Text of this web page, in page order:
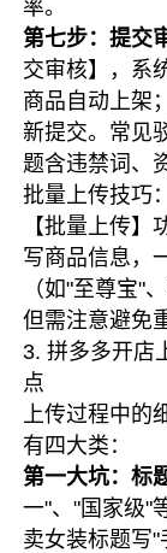
率。
第七步：提交
交审核】，系
商品自动上架
新提交。常见
题含违禁词、
批量上传技巧
【批量上传
写商品信息，
（如"至尊宝"
但需注意避免
3. 拼多多开店
点
上传过程中的
有四大类：
第一大坑：标
一"、"国家级"
卖女装标题写